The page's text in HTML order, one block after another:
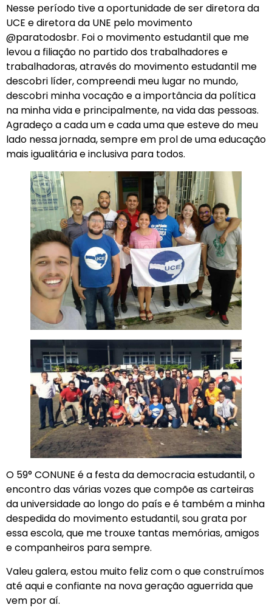
Nesse período tive a oportunidade de ser diretora da
UCE e diretora da UNE pelo movimento
@paratodosbr. Foi o movimento estudantil que me
levou a filiação no partido dos trabalhadores e
trabalhadoras, através do movimento estudantil me
descobri líder, compreendi meu lugar no mundo,
descobri minha vocação e a importância da política
na minha vida e principalmente, na vida das pessoas.
Agradeço a cada um e cada uma que esteve do meu
lado nessa jornada, sempre em prol de uma educação
mais igualitária e inclusiva para todos.
O 59° CONUNE é a festa da democracia estudantil, o
encontro das várias vozes que compõe as carteiras
da universidade ao longo do país e é também a minha
despedida do movimento estudantil, sou grata por
essa escola, que me trouxe tantas memórias, amigos
e companheiros para sempre.
Valeu galera, estou muito feliz com o que construímos
até aqui e confiante na nova geração aguerrida que
vem por aí.